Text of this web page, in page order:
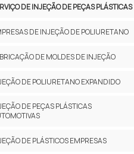
DE INJEÇÃO DE PEÇAS PLÁSTICAS
DE INJEÇÃO DE POLIURETANO
DE MOLDES DE INJEÇÃO
DE POLIURETANO EXPANDIDO
DE PEÇAS PLÁSTICAS
DE PLÁSTICOS EMPRESAS